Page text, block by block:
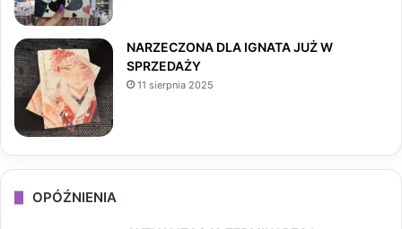
NARZECZONA DLA IGNATA JUŻ W
SPRZEDAŻY
11 sierpnia 2025
OPÓŹNIENIA